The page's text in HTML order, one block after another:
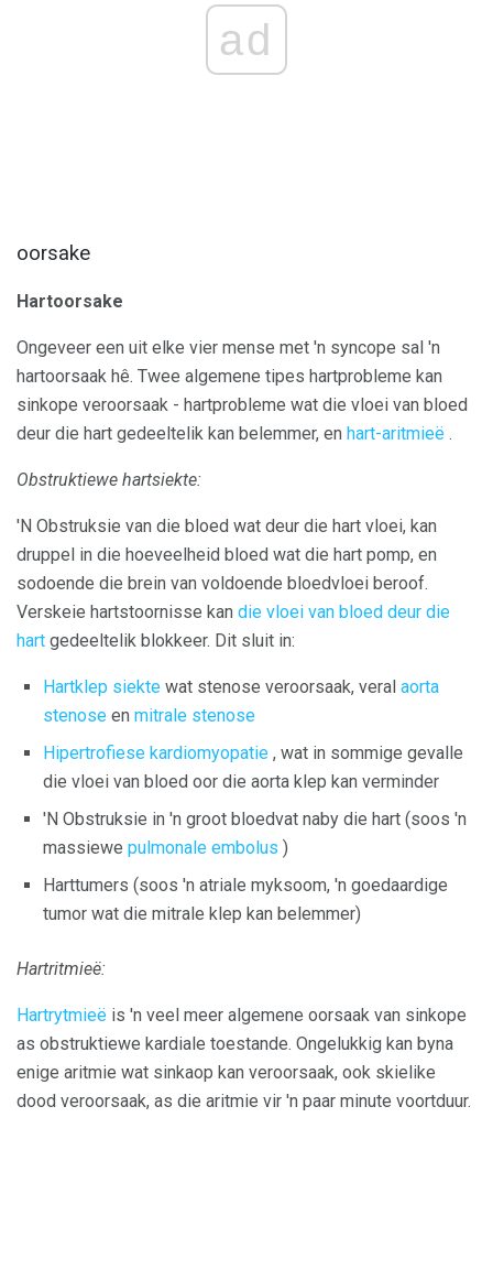
ad
oorsake
Hartoorsake
Ongeveer een uit elke vier mense met 'n syncope sal 'n
hartoorsaak hê. Twee algemene tipes hartprobleme kan
sinkope veroorsaak - hartprobleme wat die vloei van bloed
deur die hart gedeeltelik kan belemmer, en hart-aritmieë .
Obstruktiewe hartsiekte:
'N Obstruksie van die bloed wat deur die hart vloei, kan
druppel in die hoeveelheid bloed wat die hart pomp, en
sodoende die brein van voldoende bloedvloei beroof.
Verskeie hartstoornisse kan die vloei van bloed deur die
hart gedeeltelik blokkeer. Dit sluit in:
Hartklep siekte wat stenose veroorsaak, veral aorta
stenose en mitrale stenose
Hipertrofiese kardiomyopatie , wat in sommige gevalle
die vloei van bloed oor die aorta klep kan verminder
'N Obstruksie in 'n groot bloedvat naby die hart (soos 'n
massiewe pulmonale embolus )
Harttumers (soos 'n atriale myksoom, 'n goedaardige
tumor wat die mitrale klep kan belemmer)
Hartritmieë:
Hartrytmieë is 'n veel meer algemene oorsaak van sinkope
as obstruktiewe kardiale toestande. Ongelukkig kan byna
enige aritmie wat sinkaop kan veroorsaak, ook skielike
dood veroorsaak, as die aritmie vir 'n paar minute voortduur.